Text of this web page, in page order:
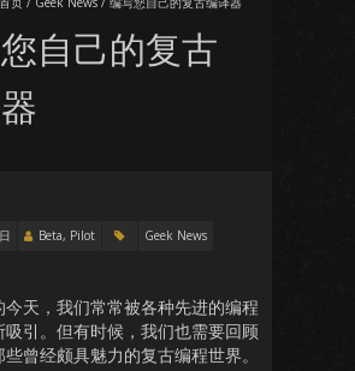
自己的复古
Beta, Pilot
Geek News
天，我们常常被各种先进的编程
吸引。但有时候，我们也需要回顾
曾经颇具魅力的复古编程世界。